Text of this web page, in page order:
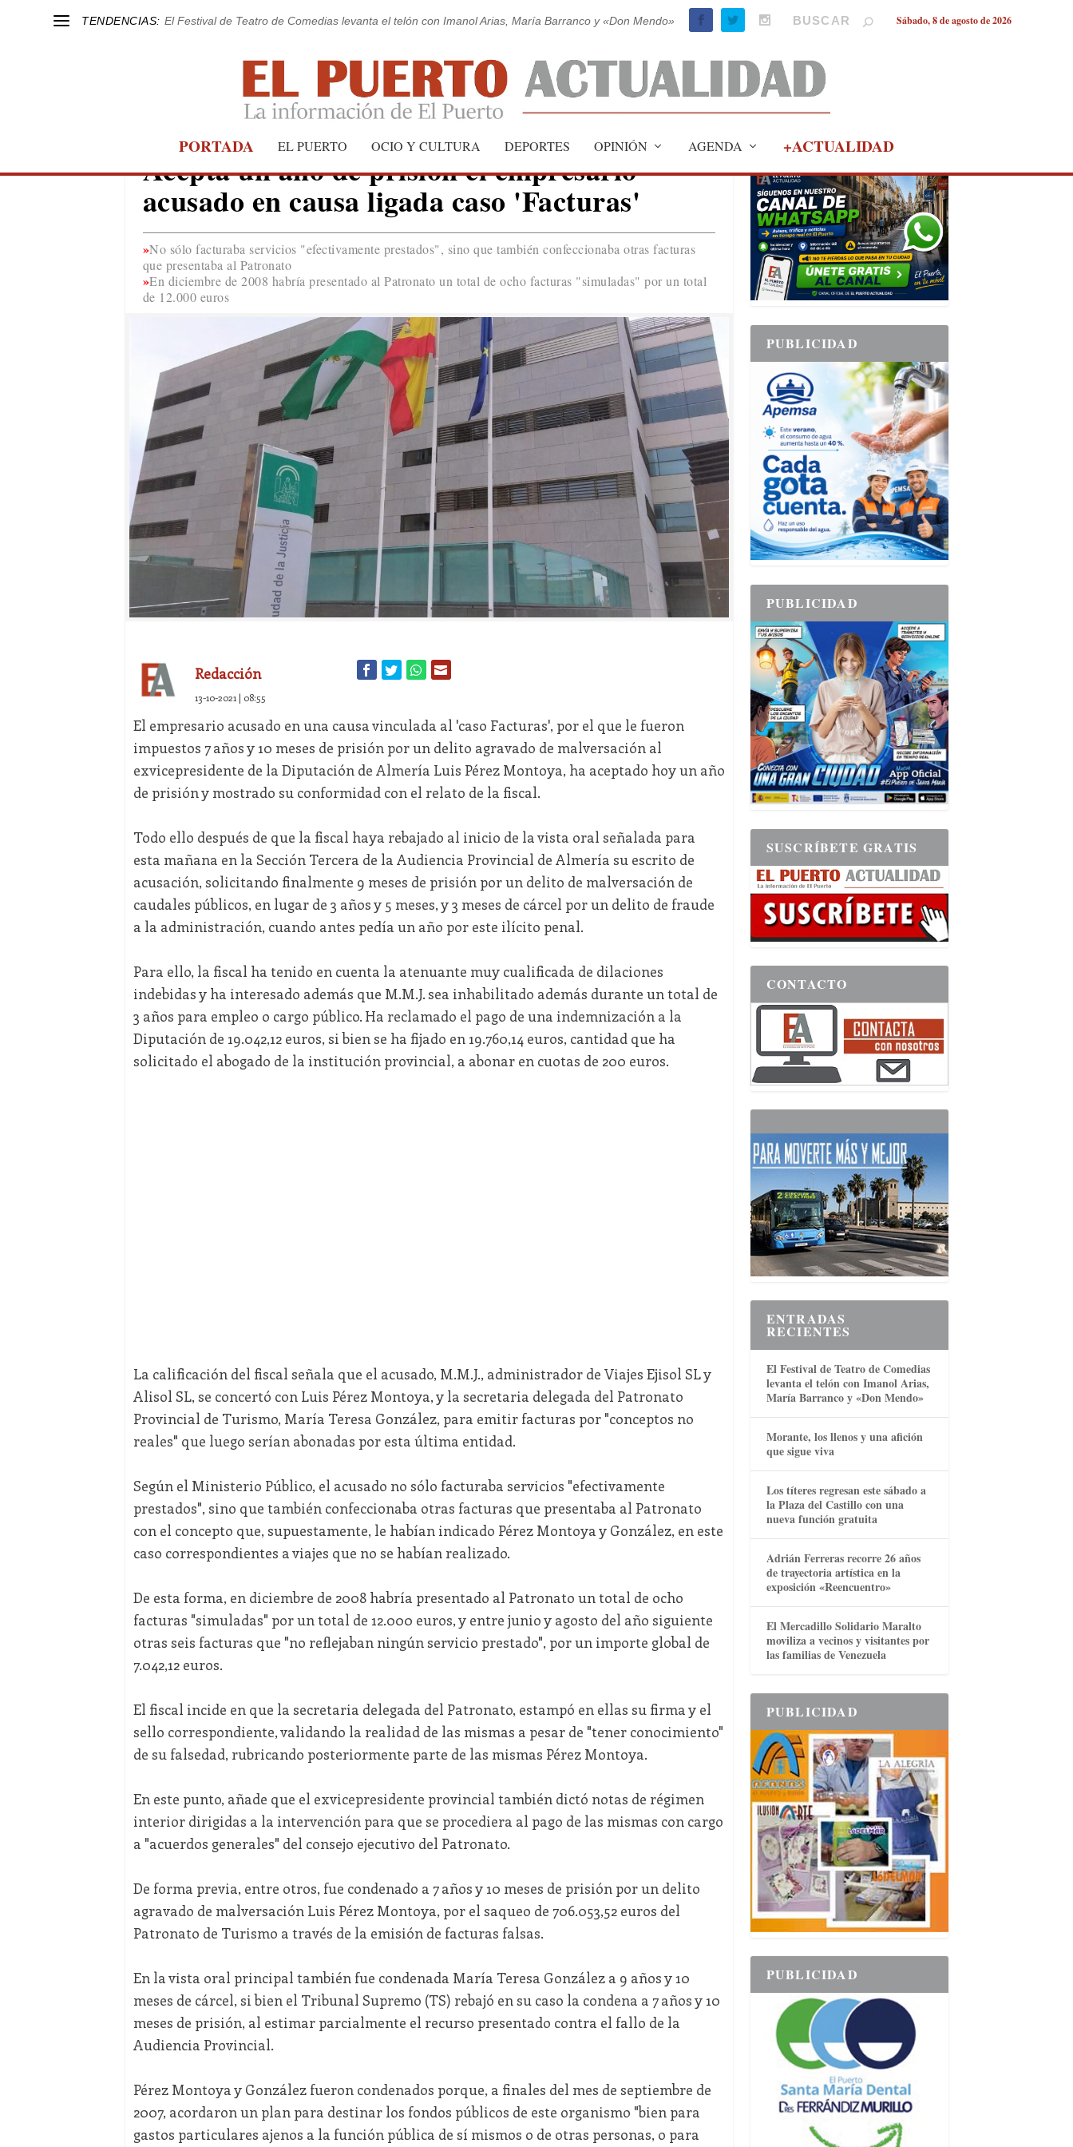
TENDENCIAS: El Festival de Teatro de Comedias levanta el telón con Imanol Arias, María Barranco y «Don Mendo» Sábado, 8 de agosto de 2026
PORTADA EL PUERTO OCIO Y CULTURA DEPORTES OPINIÓN AGENDA +ACTUALIDAD
JUZGADOS
Acepta un año de prisión el empresario
acusado en causa ligada caso 'Facturas'
No sólo facturaba servicios "efectivamente prestados", sino que también confeccionaba otras facturas
que presentaba al Patronato
En diciembre de 2008 habría presentado al Patronato un total de ocho facturas "simuladas" por un total
de 12.000 euros
Redacción
13-10-2021 | 08:55
El empresario acusado en una causa vinculada al 'caso Facturas', por el que le fueron
impuestos 7 años y 10 meses de prisión por un delito agravado de malversación al
exvicepresidente de la Diputación de Almería Luis Pérez Montoya, ha aceptado hoy un año
de prisión y mostrado su conformidad con el relato de la fiscal.
Todo ello después de que la fiscal haya rebajado al inicio de la vista oral señalada para
esta mañana en la Sección Tercera de la Audiencia Provincial de Almería su escrito de
acusación, solicitando finalmente 9 meses de prisión por un delito de malversación de
caudales públicos, en lugar de 3 años y 5 meses, y 3 meses de cárcel por un delito de fraude
a la administración, cuando antes pedía un año por este ilícito penal.
Para ello, la fiscal ha tenido en cuenta la atenuante muy cualificada de dilaciones
indebidas y ha interesado además que M.M.J. sea inhabilitado además durante un total de
3 años para empleo o cargo público. Ha reclamado el pago de una indemnización a la
Diputación de 19.042,12 euros, si bien se ha fijado en 19.760,14 euros, cantidad que ha
solicitado el abogado de la institución provincial, a abonar en cuotas de 200 euros.
La calificación del fiscal señala que el acusado, M.M.J., administrador de Viajes Ejisol SL y
Alisol SL, se concertó con Luis Pérez Montoya, y la secretaria delegada del Patronato
Provincial de Turismo, María Teresa González, para emitir facturas por "conceptos no
reales" que luego serían abonadas por esta última entidad.
Según el Ministerio Público, el acusado no sólo facturaba servicios "efectivamente
prestados", sino que también confeccionaba otras facturas que presentaba al Patronato
con el concepto que, supuestamente, le habían indicado Pérez Montoya y González, en este
caso correspondientes a viajes que no se habían realizado.
De esta forma, en diciembre de 2008 habría presentado al Patronato un total de ocho
facturas "simuladas" por un total de 12.000 euros, y entre junio y agosto del año siguiente
otras seis facturas que "no reflejaban ningún servicio prestado", por un importe global de
7.042,12 euros.
El fiscal incide en que la secretaria delegada del Patronato, estampó en ellas su firma y el
sello correspondiente, validando la realidad de las mismas a pesar de "tener conocimiento"
de su falsedad, rubricando posteriormente parte de las mismas Pérez Montoya.
En este punto, añade que el exvicepresidente provincial también dictó notas de régimen
interior dirigidas a la intervención para que se procediera al pago de las mismas con cargo
a "acuerdos generales" del consejo ejecutivo del Patronato.
De forma previa, entre otros, fue condenado a 7 años y 10 meses de prisión por un delito
agravado de malversación Luis Pérez Montoya, por el saqueo de 706.053,52 euros del
Patronato de Turismo a través de la emisión de facturas falsas.
En la vista oral principal también fue condenada María Teresa González a 9 años y 10
meses de cárcel, si bien el Tribunal Supremo (TS) rebajó en su caso la condena a 7 años y 10
meses de prisión, al estimar parcialmente el recurso presentado contra el fallo de la
Audiencia Provincial.
Pérez Montoya y González fueron condenados porque, a finales del mes de septiembre de
2007, acordaron un plan para destinar los fondos públicos de este organismo "bien para
gastos particulares ajenos a la función pública de sí mismos o de otras personas, o para
PUBLICIDAD
PUBLICIDAD
PUBLICIDAD
SUSCRÍBETE GRATIS
CONTACTO
ENTRADAS
RECIENTES
El Festival de Teatro de Comedias
levanta el telón con Imanol Arias,
María Barranco y «Don Mendo»
Morante, los llenos y una afición
que sigue viva
Los títeres regresan este sábado a
la Plaza del Castillo con una
nueva función gratuita
Adrián Ferreras recorre 26 años
de trayectoria artística en la
exposición «Reencuentro»
El Mercadillo Solidario Maralto
moviliza a vecinos y visitantes por
las familias de Venezuela
PUBLICIDAD
PUBLICIDAD